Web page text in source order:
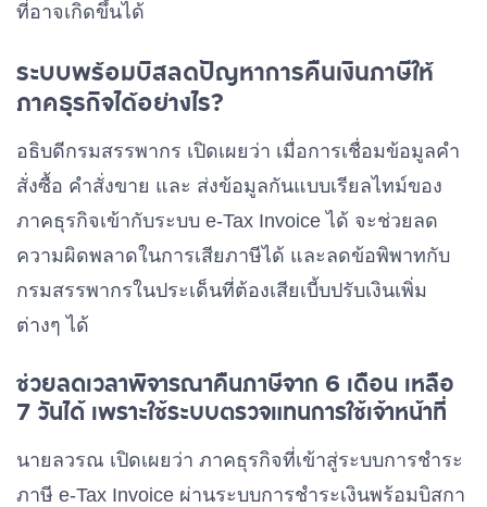
ที่อาจเกิดขึ้นได้
ระบบพร้อมบิสลดปัญหาการคืนเงินภาษีให้
ภาคธุรกิจได้อย่างไร?
อธิบดีกรมสรรพากร เปิดเผยว่า เมื่อการเชื่อมข้อมูลคำ
สั่งซื้อ คำสั่งขาย และ ส่งข้อมูลกันแบบเรียลไทม์ของ
ภาคธุรกิจเข้ากับระบบ e-Tax Invoice ได้ จะช่วยลด
ความผิดพลาดในการเสียภาษีได้ และลดข้อพิพาทกับ
กรมสรรพากรในประเด็นที่ต้องเสียเบี้บปรับเงินเพิ่ม
ต่างๆ ได้
ช่วยลดเวลาพิจารณาคืนภาษีจาก 6 เดือน เหลือ
7 วันได้ เพราะใช้ระบบตรวจแทนการใช้เจ้าหน้าที่
นายลวรณ เปิดเผยว่า ภาคธุรกิจที่เข้าสู่ระบบการชำระ
ภาษี e-Tax Invoice ผ่านระบบการชำระเงินพร้อมบิสกา